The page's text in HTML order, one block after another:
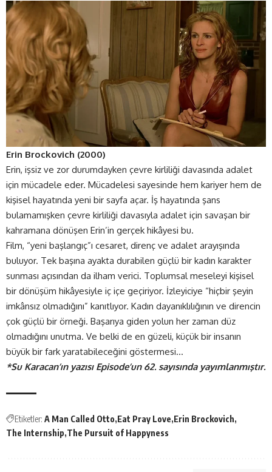
Erin Brockovich (2000)
Erin, işsiz ve zor durumdayken çevre kirliliği davasında adalet
için mücadele eder. Mücadelesi sayesinde hem kariyer hem de
kişisel hayatında yeni bir sayfa açar. İş hayatında şans
bulamamışken çevre kirliliği davasıyla adalet için savaşan bir
kahramana dönüşen Erin’in gerçek hikâyesi bu.
Film, “yeni başlangıç”ı cesaret, direnç ve adalet arayışında
buluyor. Tek başına ayakta durabilen güçlü bir kadın karakter
sunması açısından da ilham verici. Toplumsal meseleyi kişisel
bir dönüşüm hikâyesiyle iç içe geçiriyor. İzleyiciye “hiçbir şeyin
imkânsız olmadığını” kanıtlıyor. Kadın dayanıklılığının ve direncin
çok güçlü bir örneği. Başarıya giden yolun her zaman düz
olmadığını unutma. Ve belki de en güzeli, küçük bir insanın
büyük bir fark yaratabileceğini göstermesi…
*Su Karacan’ın yazısı Episode’un 62. sayısında yayımlanmıştır.
Etiketler: A Man Called Otto Eat Pray Love Erin Brockovich
The Internship The Pursuit of Happyness